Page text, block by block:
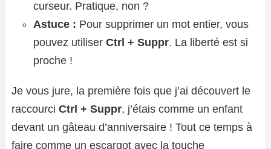
curseur. Pratique, non ?
Astuce : Pour supprimer un mot entier, vous
pouvez utiliser Ctrl + Suppr. La liberté est si
proche !
Je vous jure, la première fois que j’ai découvert le
raccourci Ctrl + Suppr, j’étais comme un enfant
devant un gâteau d’anniversaire ! Tout ce temps à
faire comme un escargot avec la touche